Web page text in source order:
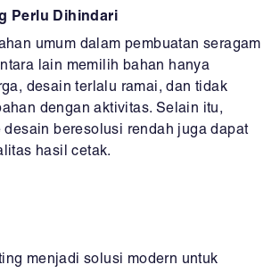
Perlu Dihindari
umum dalam pembuatan seragam
lain memilih bahan hanya
desain terlalu ramai, dan tidak
dengan aktivitas. Selain itu,
desain beresolusi rendah juga dapat
hasil cetak.
menjadi solusi modern untuk